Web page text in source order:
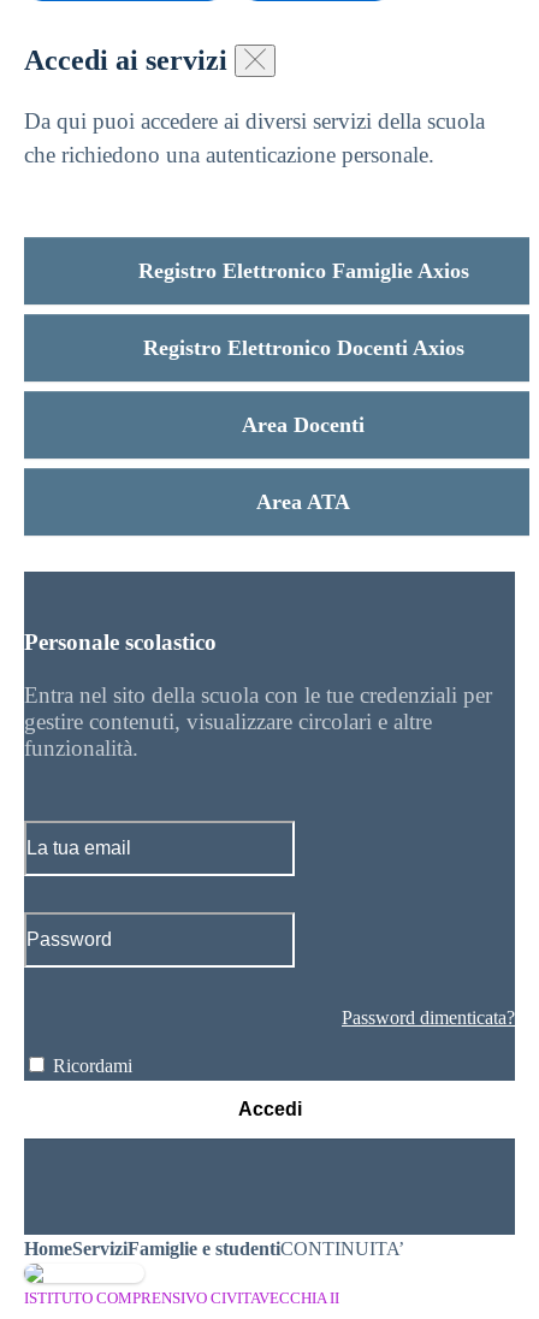
Accedi ai servizi
Da qui puoi accedere ai diversi servizi della scuola
che richiedono una autenticazione personale.
Registro Elettronico Famiglie Axios
Registro Elettronico Docenti Axios
Area Docenti
Area ATA
Personale scolastico
Entra nel sito della scuola con le tue credenziali per
gestire contenuti, visualizzare circolari e altre
funzionalità.
Password dimenticata?
Ricordami
Accedi
HomeServiziFamiglie e studentiCONTINUITA’
ISTITUTO COMPRENSIVO CIVITAVECCHIA II